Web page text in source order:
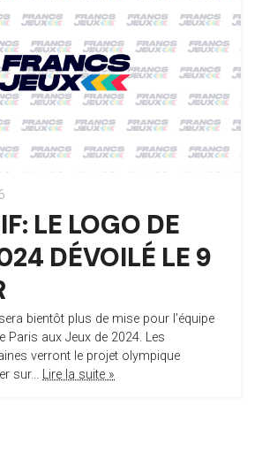
LE LOGO DE
DÉVOILÉ LE 9
bientôt plus de mise pour l’équipe
Paris aux Jeux de 2024. Les
verront le projet olympique
sur... Lire la suite »